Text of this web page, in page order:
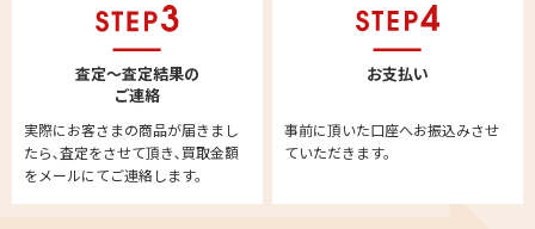
査定～査定結果の
ご連絡
実際にお客さまの商品が届きまし
たら､査定をさせて頂き､買取金額
をメールにてご連絡します。
お支払い
事前に頂いた口座へお振込みさせ
ていただきます。